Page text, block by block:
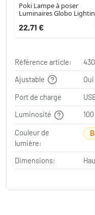
Poki Lampe à poser
Luminaires Globo
LED Blanc opale, 1
22,71 €
Référence article:
Ajustable
Oui
Port de charge
Luminosité
Couleur de
lumière:
Dimensions: